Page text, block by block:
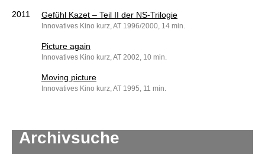
Archivsuche
2011 Gefühl Kazet – Teil II der NS-Trilogie
Innovatives Kino kurz, AT 1996/2000, 14 min.
Picture again
Innovatives Kino kurz, AT 2002, 10 min.
Moving picture
Innovatives Kino kurz, AT 1995, 11 min.